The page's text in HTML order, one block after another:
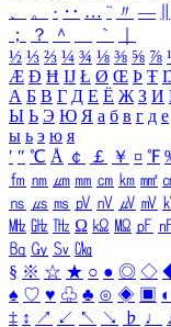
、
。 · ‥ … ¨ 〃 ―
；
？ ＾ ｀
½ ⅓ ⅔ ¼ ¾ ⅛ ⅜ ⅝ ⅞ ¹
Æ Ð Ħ Ĳ Ł Ø Œ Þ Ŧ
А Б В Г Д Е Ё Ж З И
Ы Ь Э Ю Я а б в г д е
ы ь э ю я
′ ″ ℃ Å ￠ ￡ ￥ ¤ ℉
㎙ ㎚ ㎛ ㎜ ㎝ ㎞ ㎟
㎱ ㎲ ㎳ ㎴ ㎵ ㎶ ㎷
㎒ ㎓ ㎔ Ω ㏀ ㏁ ㎊
㏃ ㏉ ㏜ ㏆
§ ※ ☆ ★ ○ ● ◎ ◇
♠ ♡ ♥ ♧ ♣ ⊙ ◈ ▣ ◐
‡ ↕ ↗ ↙ ↖ ↘ ♭ ♩